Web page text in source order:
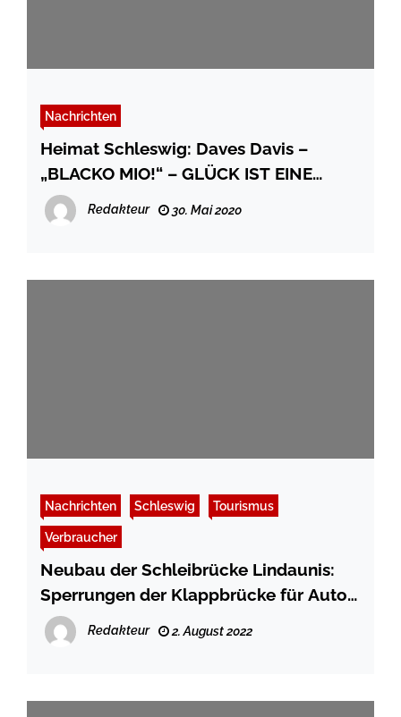
Nachrichten
Heimat Schleswig: Daves Davis –
„BLACKO MIO!“ – GLÜCK IST EINE
HOLSCHULD
Redakteur 30. Mai 2020
Nachrichten Schleswig Tourismus
Verbraucher
Neubau der Schleibrücke Lindaunis:
Sperrungen der Klappbrücke für Autos
und Züge bleiben weiterhin
unvermeidbar
Redakteur 2. August 2022